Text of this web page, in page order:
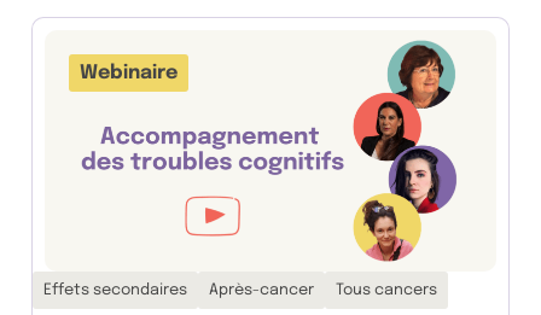
Webinaire
Thématiques associées :
Effets secondaires Après-cancer Tous cancers